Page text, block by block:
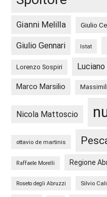
Gianni Melilla Giulio
Giulio Gennari Istat
Lorenzo Sospiri
Marco Marsilio
Nicola Mattoscio
ottavio de martinis
Raffaele Morelli Regione
Roseto degli Abruzzi Silvio